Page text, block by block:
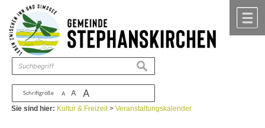
Zum Inhalt ,zur Navigation
Schriftgröße A A A
suchen
Sie sind hier: Kultur & Freizeit>Veranstaltungskalender